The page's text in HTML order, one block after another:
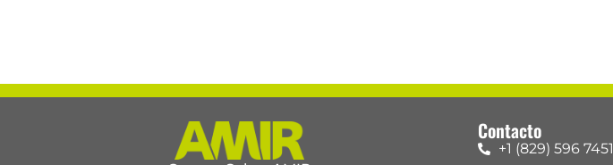
Contacto
+1 (829) 596 7451